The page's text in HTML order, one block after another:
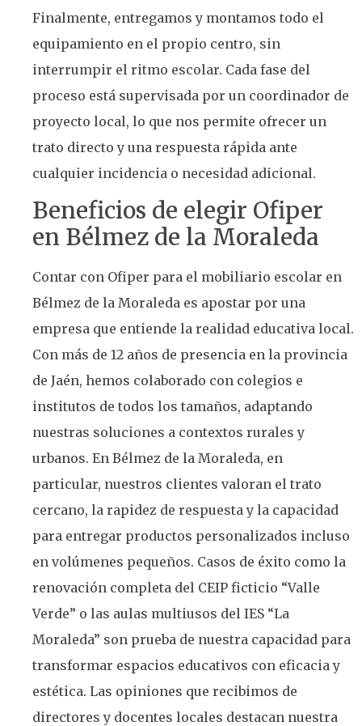
Finalmente, entregamos y montamos todo el
equipamiento en el propio centro, sin
interrumpir el ritmo escolar. Cada fase del
proceso está supervisada por un coordinador de
proyecto local, lo que nos permite ofrecer un
trato directo y una respuesta rápida ante
cualquier incidencia o necesidad adicional.
Beneficios de elegir Ofiper
en Bélmez de la Moraleda
Contar con Ofiper para el mobiliario escolar en
Bélmez de la Moraleda es apostar por una
empresa que entiende la realidad educativa local.
Con más de 12 años de presencia en la provincia
de Jaén, hemos colaborado con colegios e
institutos de todos los tamaños, adaptando
nuestras soluciones a contextos rurales y
urbanos. En Bélmez de la Moraleda, en
particular, nuestros clientes valoran el trato
cercano, la rapidez de respuesta y la capacidad
para entregar productos personalizados incluso
en volúmenes pequeños. Casos de éxito como la
renovación completa del CEIP ficticio “Valle
Verde” o las aulas multiusos del IES “La
Moraleda” son prueba de nuestra capacidad para
transformar espacios educativos con eficacia y
estética. Las opiniones que recibimos de
directores y docentes locales destacan nuestra